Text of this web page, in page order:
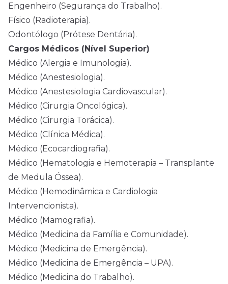
Engenheiro (Segurança do Trabalho).
Físico (Radioterapia).
Odontólogo (Prótese Dentária).
Cargos Médicos (Nível Superior)
Médico (Alergia e Imunologia).
Médico (Anestesiologia).
Médico (Anestesiologia Cardiovascular).
Médico (Cirurgia Oncológica).
Médico (Cirurgia Torácica).
Médico (Clínica Médica).
Médico (Ecocardiografia).
Médico (Hematologia e Hemoterapia – Transplante
de Medula Óssea).
Médico (Hemodinâmica e Cardiologia
Intervencionista).
Médico (Mamografia).
Médico (Medicina da Família e Comunidade).
Médico (Medicina de Emergência).
Médico (Medicina de Emergência – UPA).
Médico (Medicina do Trabalho).